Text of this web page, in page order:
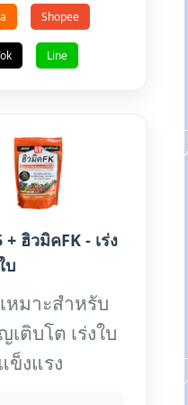
Shopee
Line
ฮิวมิคFK - เร่ง
บ
หมาะสำหรับ
ติบโต เร่งใบ
ข็งแรง